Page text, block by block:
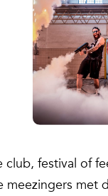
club, festival of
met